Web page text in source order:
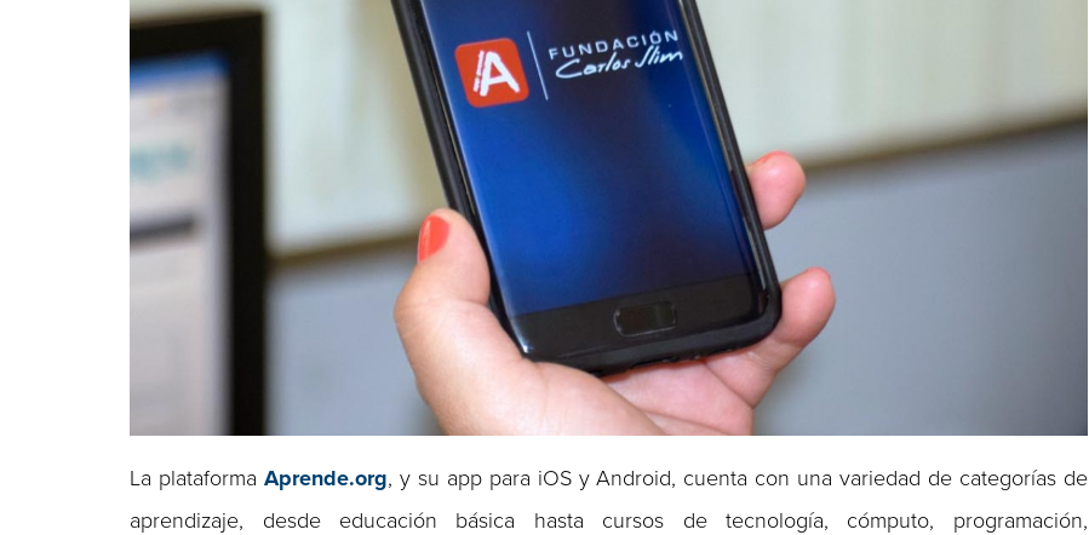
La plataformaAprende.org, y su app para iOS y Android, cuenta con una variedad de categorías de
aprendizaje, desde educación básica hasta cursos de tecnología, cómputo, programación,